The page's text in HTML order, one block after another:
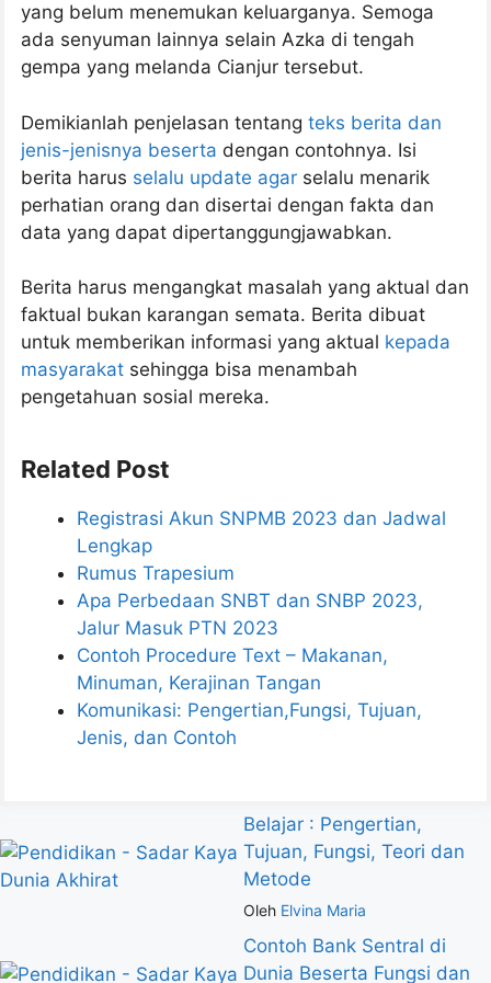
yang belum menemukan keluarganya. Semoga
ada senyuman lainnya selain Azka di tengah
gempa yang melanda Cianjur tersebut.
Demikianlah penjelasan tentang teks berita dan
jenis-jenisnya beserta dengan contohnya. Isi
berita harus selalu update agar selalu menarik
perhatian orang dan disertai dengan fakta dan
data yang dapat dipertanggungjawabkan.
Berita harus mengangkat masalah yang aktual dan
faktual bukan karangan semata. Berita dibuat
untuk memberikan informasi yang aktual kepada
masyarakat sehingga bisa menambah
pengetahuan sosial mereka.
Related Post
Registrasi Akun SNPMB 2023 dan Jadwal
Lengkap
Rumus Trapesium
Apa Perbedaan SNBT dan SNBP 2023,
Jalur Masuk PTN 2023
Contoh Procedure Text – Makanan,
Minuman, Kerajinan Tangan
Komunikasi: Pengertian,Fungsi, Tujuan,
Jenis, dan Contoh
Belajar : Pengertian,
Tujuan, Fungsi, Teori dan
Metode
Oleh Elvina Maria
Contoh Bank Sentral di
Dunia Beserta Fungsi dan